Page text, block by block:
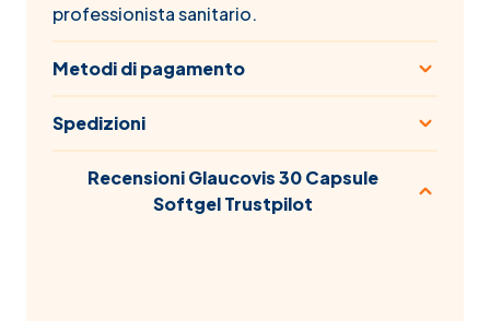
professionista sanitario.
Metodi di pagamento
Spedizioni
Recensioni Glaucovis 30 Capsule
Softgel Trustpilot